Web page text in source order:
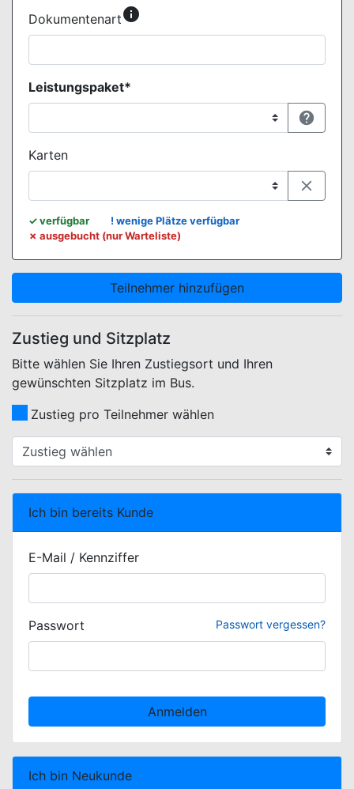
Dokumentenartinfo
Leistungspaket*

Karten

WEBBUCHUNG.VIEW.KONTINGENTE.LEGENDE.TITLE
✓verfügbar ! wenige Plätze verfügbar
✗ ausgebucht (nur Warteliste)
Teilnehmer hinzufügen
Zustieg und Sitzplatz
Bitte wählen Sie Ihren Zustiegsort und Ihren
gewünschten Sitzplatz im Bus.
Zustieg pro Teilnehmer wählen
WEBBUCHUNG.VIEW.ZUSTIEG.SELECT.LABEL
Ich bin bereits Kunde
E-Mail / Kennziffer
Passwort Passwort vergessen?
Anmelden
Ich bin Neukunde